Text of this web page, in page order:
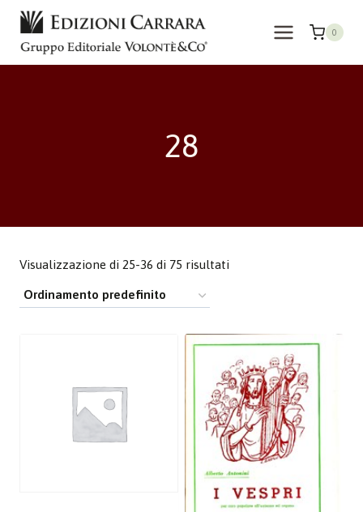
Salta
contenuto
0
28
Visualizzazione di 25-36 di 75 risultati